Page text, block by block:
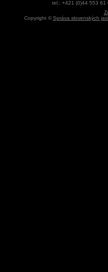
tel.: +421 (0)44 553
Copyright ©Správa slovenských